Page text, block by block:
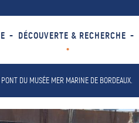
DÉCOUVERTE & RECHERCHE
DU MUSÉE MER MARINE DE BORDEAUX.